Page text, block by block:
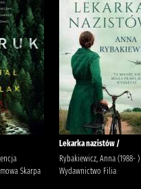
Skarpa
Lekarka nazistów /
Rybakiewicz, Anna (1988- )
Wydawnictwo Filia